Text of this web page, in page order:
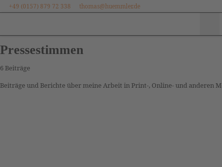
Zum Inhalt springen
+49 (0157) 879 72 338 thomas@huemmler.de
Pressestimmen
6 Beiträge
Beiträge und Berichte über meine Arbeit in Print-, Online- und anderen